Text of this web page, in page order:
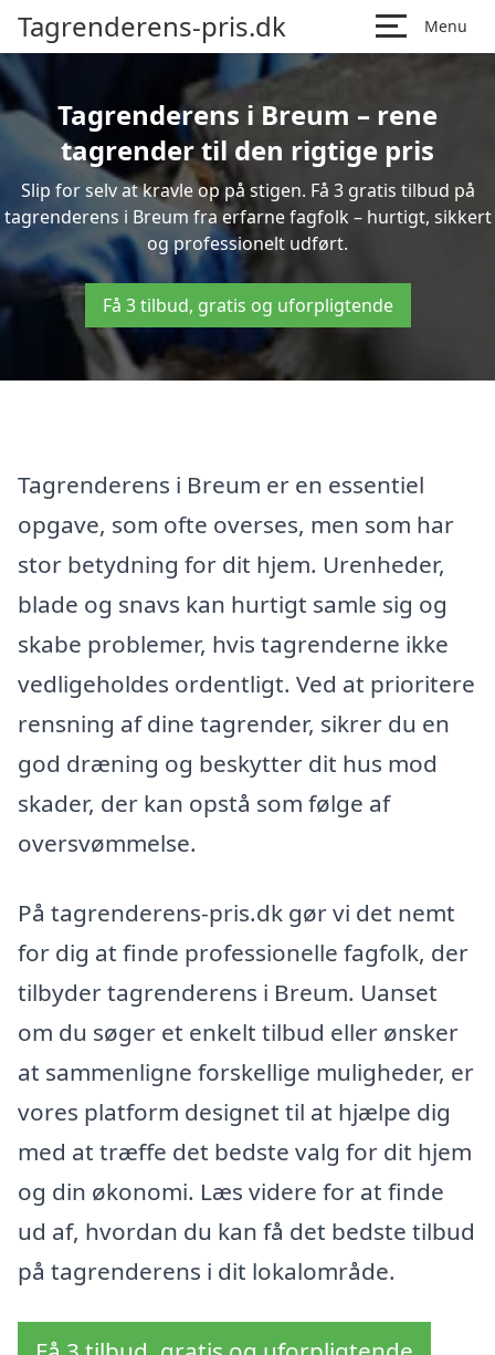
Tagrenderens-pris.dk Menu
Tagrenderens i Breum – rene
tagrender til den rigtige pris
Slip for selv at kravle op på stigen. Få 3 gratis tilbud på
tagrenderens i Breum fra erfarne fagfolk – hurtigt, sikkert
og professionelt udført.
Få 3 tilbud, gratis og uforpligtende
Tagrenderens i Breum er en essentiel
opgave, som ofte overses, men som har
stor betydning for dit hjem. Urenheder,
blade og snavs kan hurtigt samle sig og
skabe problemer, hvis tagrenderne ikke
vedligeholdes ordentligt. Ved at prioritere
rensning af dine tagrender, sikrer du en
god dræning og beskytter dit hus mod
skader, der kan opstå som følge af
oversvømmelse.
På tagrenderens-pris.dk gør vi det nemt
for dig at finde professionelle fagfolk, der
tilbyder tagrenderens i Breum. Uanset
om du søger et enkelt tilbud eller ønsker
at sammenligne forskellige muligheder, er
vores platform designet til at hjælpe dig
med at træffe det bedste valg for dit hjem
og din økonomi. Læs videre for at finde
ud af, hvordan du kan få det bedste tilbud
på tagrenderens i dit lokalområde.